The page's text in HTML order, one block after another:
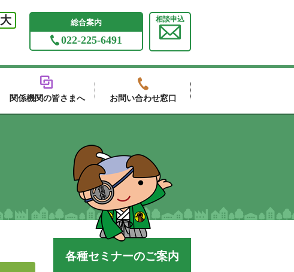
大 総合案内
022-225-6491
相談申込
関係機関の皆さまへ お問い合わせ窓口
各種セミナーのご案内